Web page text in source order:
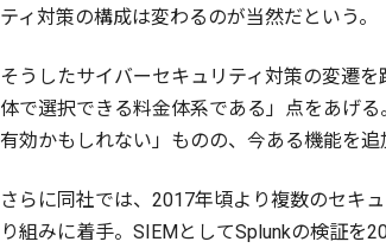
ティ対策の構成は変わるのが当然だという。
そうしたサイバーセキュリティ対策の変遷
体で選択できる料金体系である」点をあげ
有効かもしれない」ものの、今ある機能を
さらに同社では、2017年頃より複数のセキ
り組みに着手。SIEMとしてSplunkの検証を